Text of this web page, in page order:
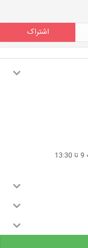
اشتراک